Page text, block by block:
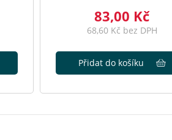
83,00 Kč
68,60 Kč bez DPH
Přidat do košíku